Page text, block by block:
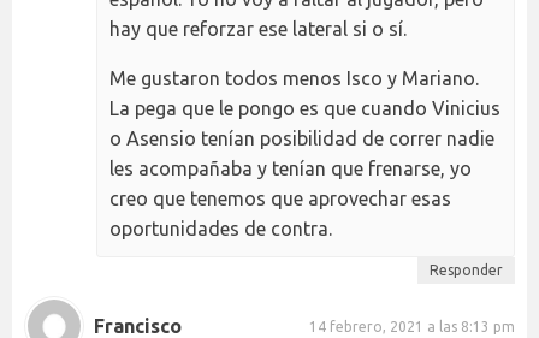
hay que reforzar ese lateral si o sí.
Me gustaron todos menos Isco y Mariano.
La pega que le pongo es que cuando Vinicius
o Asensio tenían posibilidad de correr nadie
les acompañaba y tenían que frenarse, yo
creo que tenemos que aprovechar esas
oportunidades de contra.
Responder
Francisco 14 febrero, 2021 a las 8:13 pm